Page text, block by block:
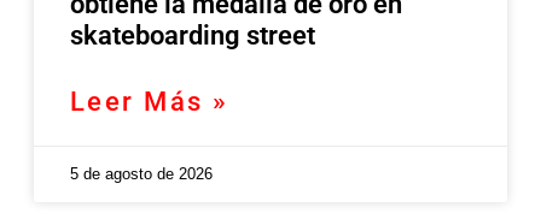
skateboarding street
Leer Más »
5 de agosto de 2026